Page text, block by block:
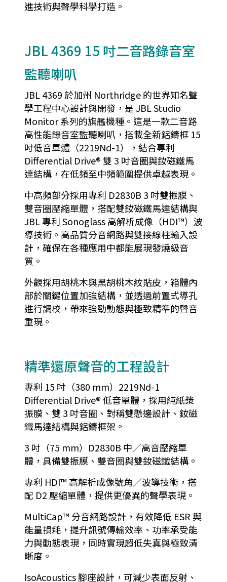
進技術與聲學科學打造。
JBL 4369 15 吋二音路錄音室
監聽喇叭
JBL 4369 於加州 Northridge 的世界知名聲
學工程中心設計與開發，是 JBL Studio
Monitor 系列的旗艦機種。這是一款二音路
高性能錄音室監聽喇叭，搭載全新鋁鑄框 15
吋低音單體（2219Nd-1），結合專利
Differential Drive® 雙 3 吋音圈與釹磁鐵馬
達結構，在低頻至中頻範圍提供卓越表現。
中高頻部分採用專利 D2830B 3 吋雙振膜、
雙音圈壓縮單體，搭配雙釹磁鐵馬達結構與
JBL 專利 Sonoglass 高解析成像（HDI™）波
導技術。高品質分音網路與雙接線柱輸入設
計，確保在各種應用中都能展現發燒級音
質。
外觀採用胡桃木與黑胡桃木紋貼皮，箱體內
部於關鍵位置加強結構，並透過前置式導孔
進行調校，帶來強勁動態與極致精準的聲音
重現。
精準還原聲音的工程設計
專利 15 吋（380 mm）2219Nd-1
Differential Drive® 低音單體，採用純紙漿
振膜、雙 3 吋音圈、對稱雙懸邊設計、釹磁
鐵馬達結構與鋁鑄框架。
3 吋（75 mm）D2830B 中／高音壓縮單
體，具備雙振膜、雙音圈與雙釹磁鐵結構。
專利 HDI™ 高解析成像號角／波導技術，搭
配 D2 壓縮單體，提供更優異的聲學表現。
MultiCap™ 分音網路設計，有效降低 ESR 與
能量損耗，提升訊號傳輸效率、功率承受能
力與動態表現，同時實現超低失真與極致清
晰度。
IsoAcoustics 腳座設計，可減少表面反射、